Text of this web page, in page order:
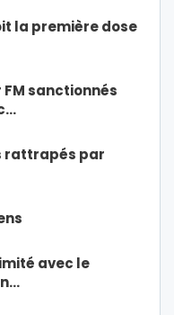
la première dose
sanctionnés
rattrapés par
avec le